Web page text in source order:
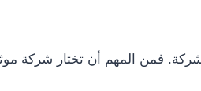
فمن المهم أن تختار شركة